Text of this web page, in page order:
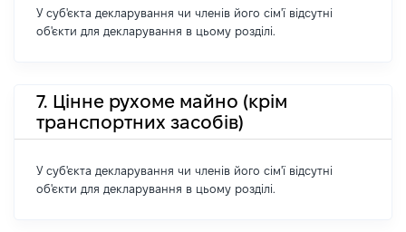
У суб'єкта декларування чи членів його сім'ї відсутні
об'єкти для декларування в цьому розділі.
7. Цінне рухоме майно (крім
транспортних засобів)
У суб'єкта декларування чи членів його сім'ї відсутні
об'єкти для декларування в цьому розділі.